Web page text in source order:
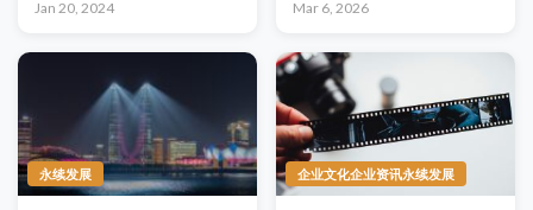
Jan 20, 2024 Mar 6, 2026
永续发展 企业文化企业资讯永续发展